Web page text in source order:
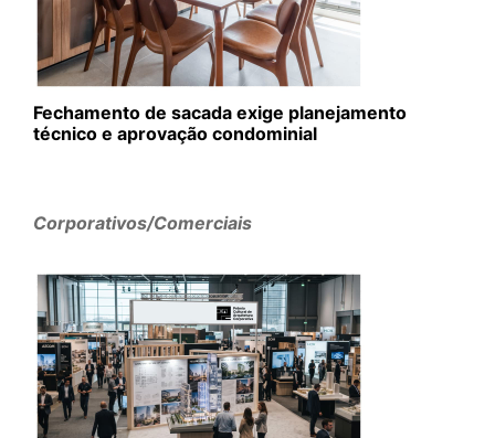
Fechamento de sacada exige planejamento
técnico e aprovação condominial
Corporativos/Comerciais